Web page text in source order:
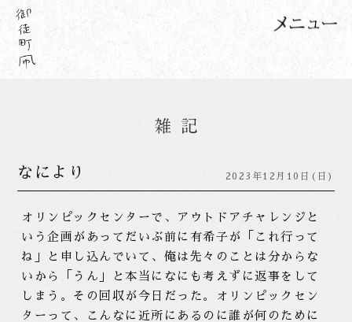
なにより 2023年12月10日(日)
オリンピックセンターで、アウトドアチャレンジと
いう企画があってだいぶ前に有希子が「これ行って
ね」と申し込んでいて、俺は先々のことは分からな
いから「うん」と本当になにも考えずに返事をして
しまう。その回収が今日だった。オリンピックセン
ターって、こんなに近所にあるのに誰が何のために